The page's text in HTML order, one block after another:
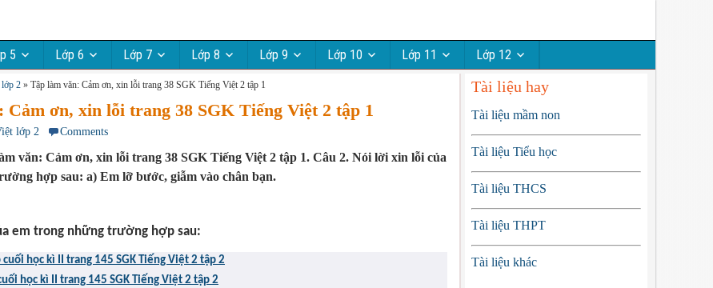
5 Lớp 6 Lớp 7 Lớp 8 Lớp 9 Lớp 10 Lớp 11 Lớp 12
2 » Tập làm văn: Cảm ơn, xin lỗi trang 38 SGK Tiếng Việt 2 tập 1
Cảm ơn, xin lỗi trang 38 SGK Tiếng Việt 2 tập 1
lớp 2 Comments
văn: Cảm ơn, xin lỗi trang 38 SGK Tiếng Việt 2 tập 1. Câu 2. Nói lời xin lỗi của
hợp sau: a) Em lỡ bước, giẫm vào chân bạn.
em trong những trường hợp sau:
Tiết 10 – Ôn tập cuối học kì II trang 145 SGK Tiếng Việt 2 tập 2
Tiết 9 – Ôn tập cuối học kì II trang 145 SGK Tiếng Việt 2 tập 2
Tài liệu hay
Tài liệu mầm non
Tài liệu Tiểu học
Tài liệu THCS
Tài liệu THPT
Tài liệu khác